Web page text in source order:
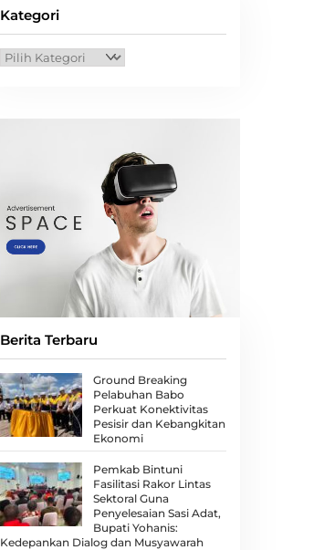
Kategori
Kategori
Berita Terbaru
Ground Breaking
Pelabuhan Babo
Perkuat Konektivitas
Pesisir dan Kebangkitan
Ekonomi
Pemkab Bintuni
Fasilitasi Rakor Lintas
Sektoral Guna
Penyelesaian Sasi Adat,
Bupati Yohanis:
Kedepankan Dialog dan Musyawarah